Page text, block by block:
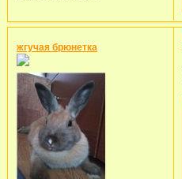
жгучая брюнетка